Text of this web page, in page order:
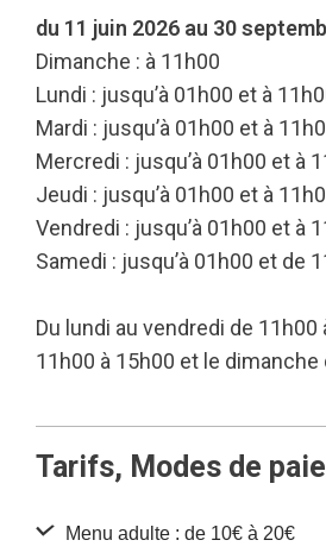
du 11 juin 2026 au 30
Dimanche : à 11h00
Lundi : jusqu’à 01h00 et à
Mardi : jusqu’à 01h00 et à
Mercredi : jusqu’à 01h00 et à
Jeudi : jusqu’à 01h00 et à
Vendredi : jusqu’à 01h00 et à
Samedi : jusqu’à 01h00 et de
Du lundi au vendredi de 11h00
11h00 à 15h00 et le dimanche
Tarifs, Modes de
Menu adulte : de 10€ à 20€